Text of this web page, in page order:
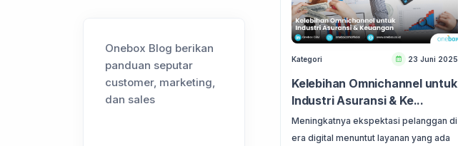
Kategori 23 Juni 2025
Kelebihan Omnichannel untuk
Industri Asuransi & Ke...
Meningkatnya ekspektasi pelanggan di
era digital menuntut layanan yang ada
Onebox Blog berikan
panduan seputar
customer, marketing,
dan sales